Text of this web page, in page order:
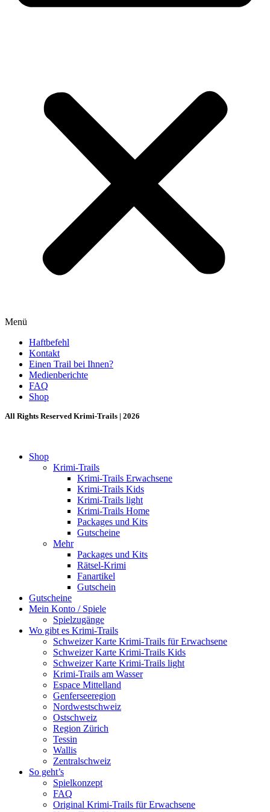
Menü
Haftbefehl
Kontakt
Einen Trail bei Ihnen?
Medienberichte
FAQ
Shop
All Rights Reserved Krimi-Trails | 2026
Shop
Krimi-Trails
Krimi-Trails Erwachsene
Krimi-Trails Kids
Krimi-Trails light
Krimi-Trails Home
Packages und Kits
Gutscheine
Mehr
Packages und Kits
Rätsel-Krimi
Fanartikel
Gutschein
Gutscheine
Mein Konto / Spiele
Spielzugänge
Wo gibt es Krimi-Trails
Schweizer Karte Krimi-Trails für Erwachsene
Schweizer Karte Krimi-Trails Kids
Schweizer Karte Krimi-Trails light
Krimi-Trails am Wasser
Espace Mittelland
Genferseeregion
Nordwestschweiz
Ostschweiz
Region Zürich
Tessin
Wallis
Zentralschweiz
So geht’s
Spielkonzept
FAQ
Original Krimi-Trails für Erwachsene